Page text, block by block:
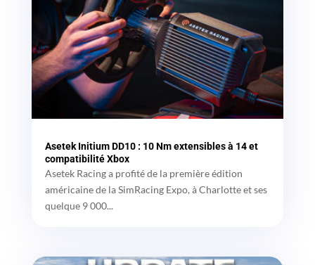
Asetek Initium DD10 : 10 Nm extensibles à 14 et
compatibilité Xbox
Asetek Racing a profité de la première édition
américaine de la SimRacing Expo, à Charlotte et ses
quelque 9 000...